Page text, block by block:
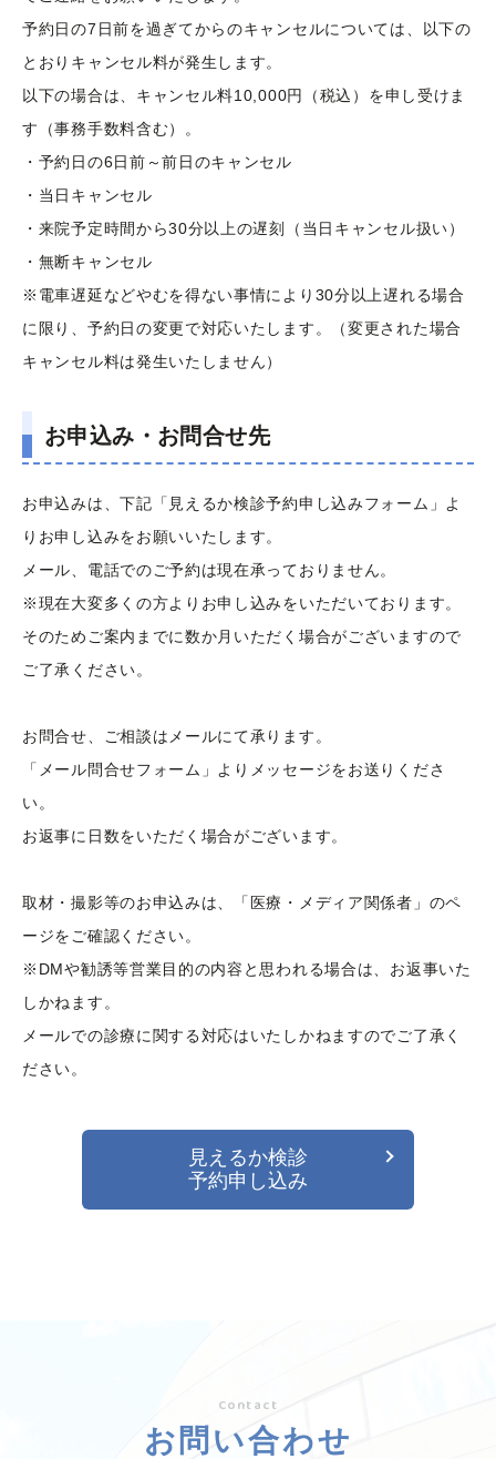
予約日の7日前を過ぎてからのキャンセルについては、以下の
とおりキャンセル料が発生します。
以下の場合は、キャンセル料10,000円（税込）を申し受けま
す（事務手数料含む）。
・予約日の6日前～前日のキャンセル
・当日キャンセル
・来院予定時間から30分以上の遅刻（当日キャンセル扱い）
・無断キャンセル
※電車遅延などやむを得ない事情により30分以上遅れる場合
に限り、予約日の変更で対応いたします。（変更された場合
キャンセル料は発生いたしません）
お申込み・お問合せ先
お申込みは、下記「見えるか検診予約申し込みフォーム」よ
りお申し込みをお願いいたします。
メール、電話でのご予約は現在承っておりません。
※現在大変多くの方よりお申し込みをいただいております。
そのためご案内までに数か月いただく場合がございますので
ご了承ください。
お問合せ、ご相談はメールにて承ります。
「メール問合せフォーム」よりメッセージをお送りくださ
い。
お返事に日数をいただく場合がございます。
取材・撮影等のお申込みは、「医療・メディア関係者」のペ
ージをご確認ください。
※DMや勧誘等営業目的の内容と思われる場合は、お返事いた
しかねます。
メールでの診療に関する対応はいたしかねますのでご了承く
ださい。
見えるか検診
予約申し込み
Contact
お問い合わせ